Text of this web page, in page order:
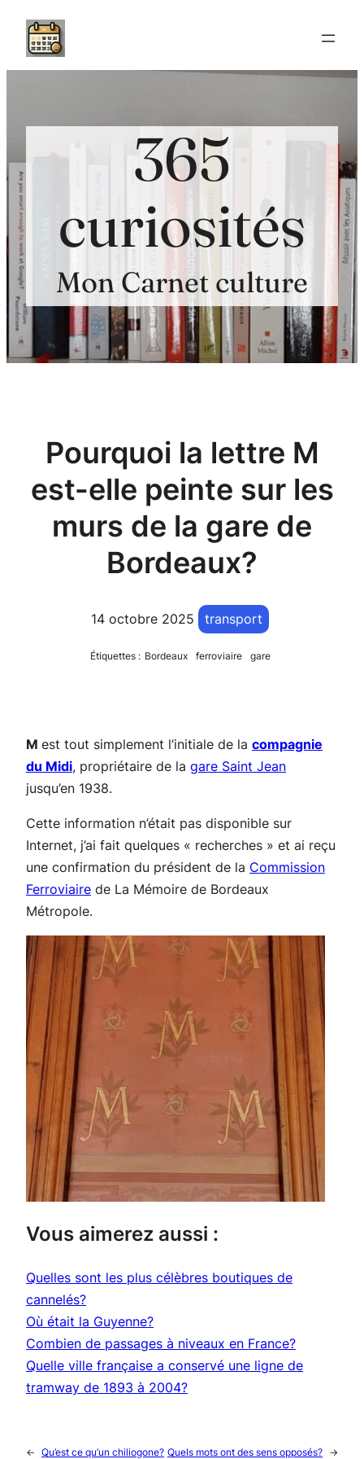
Aller
contenu
365
curiosités
Mon Carnet culture
Pourquoi la lettre M
est-elle peinte sur les
murs de la gare de
Bordeaux?
14 octobre 2025 transport
Étiquettes : Bordeaux ferroviaire gare
M est tout simplement l’initiale de la compagnie
du Midi, propriétaire de la gare Saint Jean
jusqu’en 1938.
Cette information n’était pas disponible sur
Internet, j’ai fait quelques « recherches » et ai reçu
une confirmation du président de la Commission
Ferroviaire de La Mémoire de Bordeaux
Métropole.
Vous aimerez aussi :
Quelles sont les plus célèbres boutiques de
cannelés?
Où était la Guyenne?
Combien de passages à niveaux en France?
Quelle ville française a conservé une ligne de
tramway de 1893 à 2004?
← Qu’est ce qu’un chiliogone? Quels mots ont des sens opposés? →